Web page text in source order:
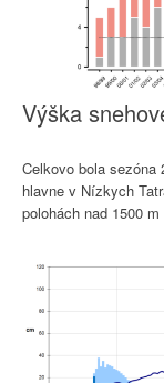
Výška
Celkovo bola sezóna
hlavne v Nízkych
polohách nad 1500